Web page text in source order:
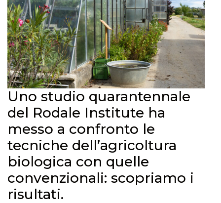
Uno studio quarantennale
del Rodale Institute ha
messo a confronto le
tecniche dell’agricoltura
biologica con quelle
convenzionali: scopriamo i
risultati.